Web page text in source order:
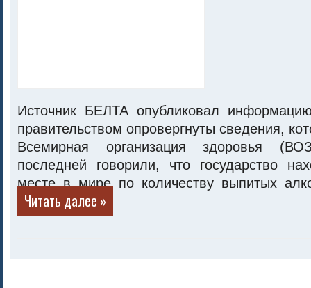
Источник БЕЛТА опубликовал
правительством опровергнуты сведения,
Всемирная организация здоровья
последней говорили, что государство
месте в мире по количеству выпитых
Читать далее »